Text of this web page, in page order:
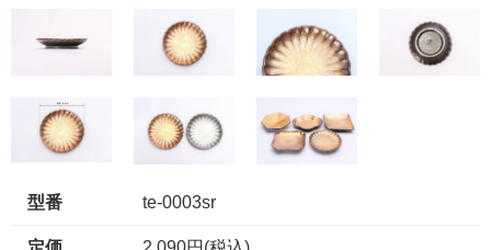
型番 te-0003sr